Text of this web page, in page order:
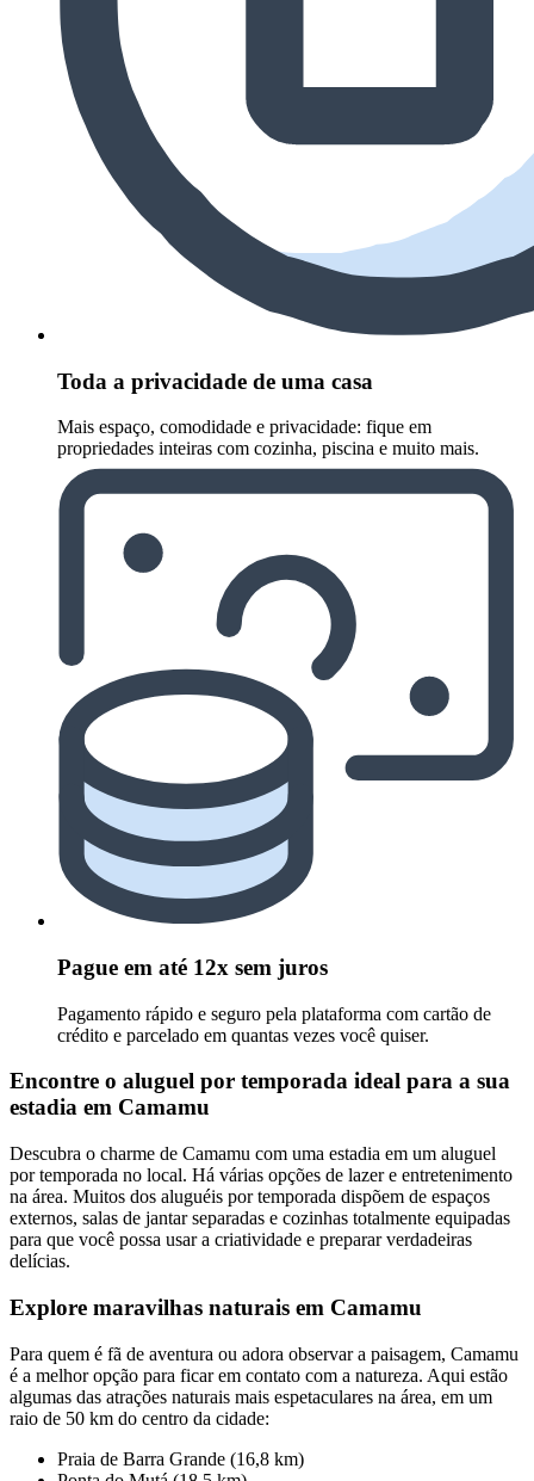
Toda a privacidade de uma casa
Mais espaço, comodidade e privacidade: fique em
propriedades inteiras com cozinha, piscina e muito mais.
Pague em até 12x sem juros
Pagamento rápido e seguro pela plataforma com cartão de
crédito e parcelado em quantas vezes você quiser.
Encontre o aluguel por temporada ideal para a sua
estadia em Camamu
Descubra o charme de Camamu com uma estadia em um aluguel
por temporada no local. Há várias opções de lazer e entretenimento
na área. Muitos dos aluguéis por temporada dispõem de espaços
externos, salas de jantar separadas e cozinhas totalmente equipadas
para que você possa usar a criatividade e preparar verdadeiras
delícias.
Explore maravilhas naturais em Camamu
Para quem é fã de aventura ou adora observar a paisagem, Camamu
é a melhor opção para ficar em contato com a natureza. Aqui estão
algumas das atrações naturais mais espetaculares na área, em um
raio de 50 km do centro da cidade:
Praia de Barra Grande (16,8 km)